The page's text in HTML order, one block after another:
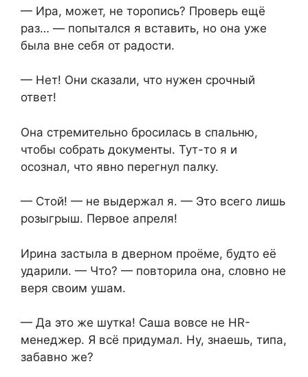
— Ира, может, не торопись? Проверь ещё
раз… — попытался я вставить, но она уже
была вне себя от радости.
— Нет! Они сказали, что нужен срочный
ответ!
Она стремительно бросилась в спальню,
чтобы собрать документы. Тут-то я и
осознал, что явно перегнул палку.
— Стой! — не выдержал я. — Это всего лишь
розыгрыш. Первое апреля!
Ирина застыла в дверном проёме, будто её
ударили. — Что? — повторила она, словно не
веря своим ушам.
— Да это же шутка! Саша вовсе не HR-
менеджер. Я всё придумал. Ну, знаешь, типа,
забавно же?